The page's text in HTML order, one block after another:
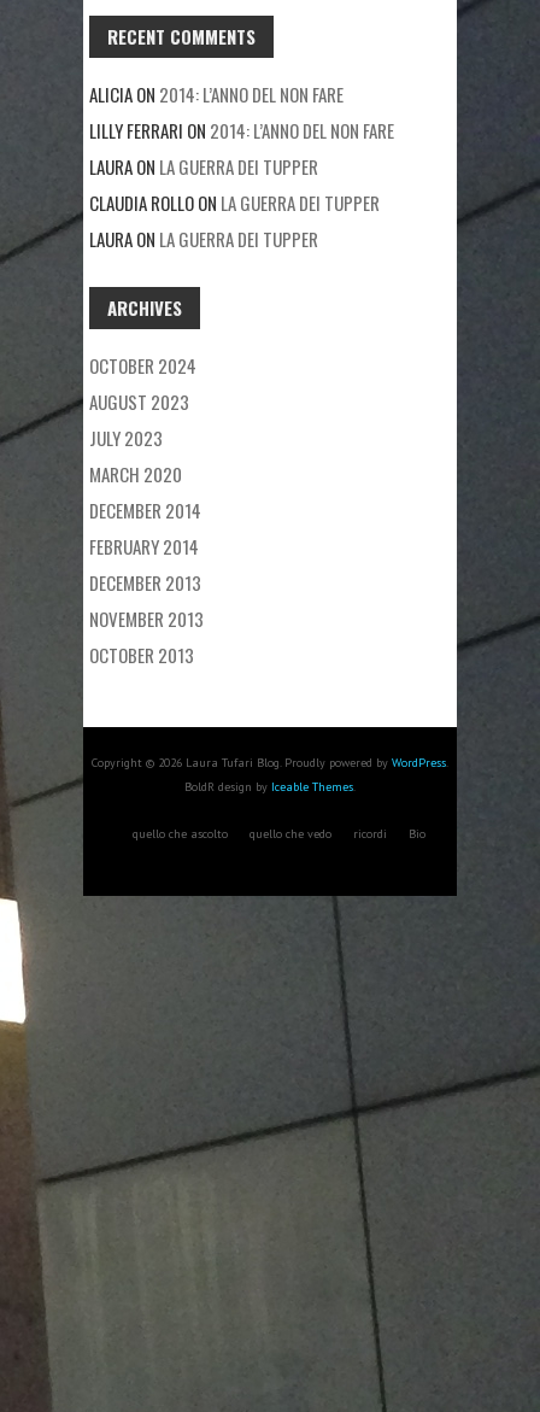
RECENT COMMENTS
ALICIAON 2014: L’ANNO DEL NON FARE
LILLY FERRARI ON 2014: L’ANNO DEL NON FARE
LAURAON LA GUERRA DEI TUPPER
CLAUDIA ROLLOON LA GUERRA DEI TUPPER
LAURAON LA GUERRA DEI TUPPER
ARCHIVES
OCTOBER 2024
AUGUST 2023
JULY 2023
MARCH 2020
DECEMBER 2014
FEBRUARY 2014
DECEMBER 2013
NOVEMBER 2013
OCTOBER 2013
Copyright © 2026 Laura Tufari Blog. Proudly powered by WordPress.
BoldR design by Iceable Themes.
quello che ascolto quello che vedo ricordi Bio